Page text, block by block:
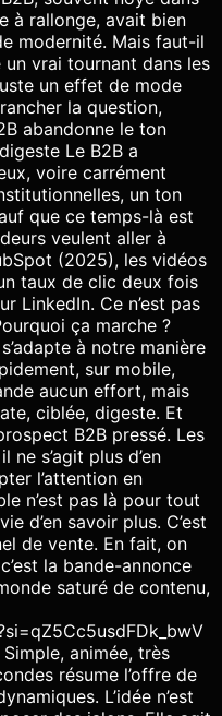
à rallonge, avait bien
modernité. Mais faut-il
un vrai tournant dans les
un effet de mode
la question,
abandonne le ton
Le B2B a
voire carrément
un ton
que ce temps-là est
veulent aller à
(2025), les vidéos
taux de clic deux fois
LinkedIn. Ce n’est pas
ça marche ?
à notre manière
sur mobile,
aucun effort, mais
ciblée, digeste. Et
B2B pressé. Les
ne s’agit plus d’en
l’attention en
n’est pas là pour tout
d’en savoir plus. C’est
de vente. En fait, on
la bande-annonce
saturé de contenu,
animée, très
résume l’offre de
L’idée n’est